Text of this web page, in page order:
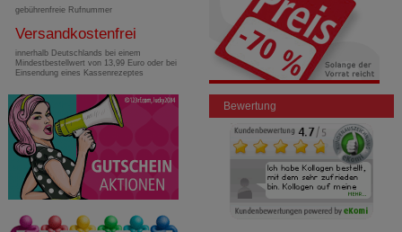
gebührenfreie Rufnummer
Versandkostenfrei
innerhalb Deutschlands bei einem
Mindestbestellwert von 13,99 Euro oder bei
Einsendung eines Kassenrezeptes
Bewertung